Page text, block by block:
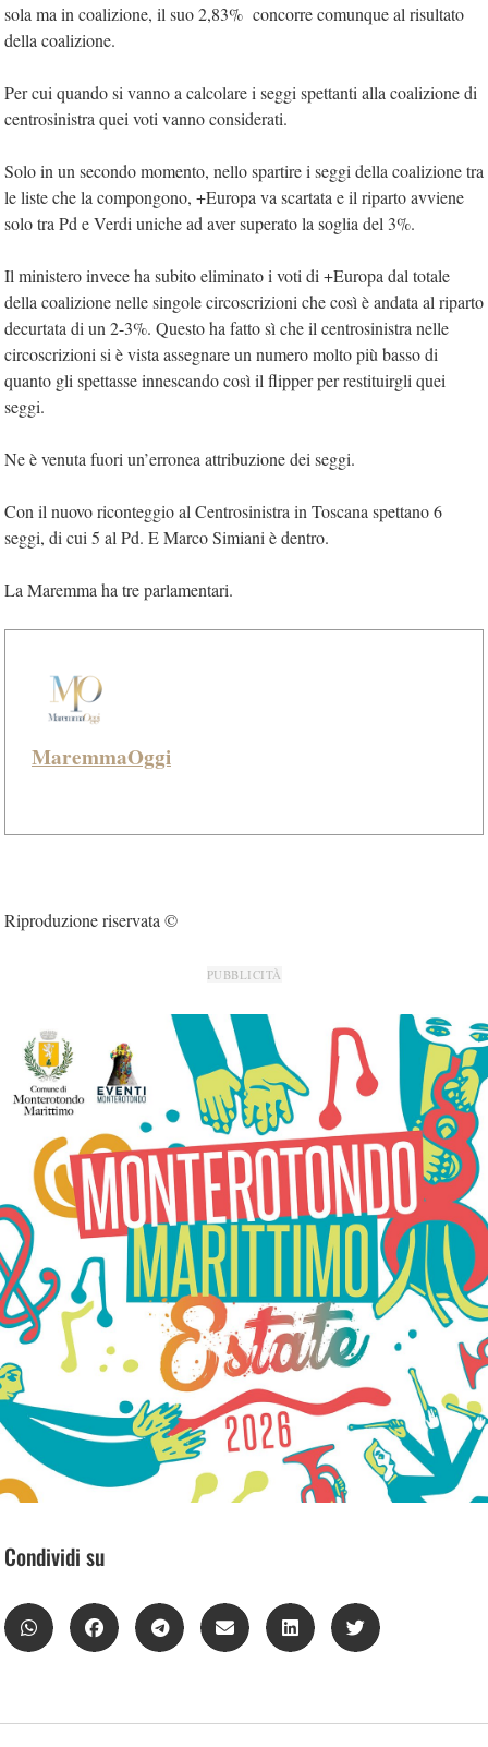
sola ma in coalizione, il suo 2,83% concorre comunque al risultato
della coalizione.
Per cui quando si vanno a calcolare i seggi spettanti alla coalizione di
centrosinistra quei voti vanno considerati.
Solo in un secondo momento, nello spartire i seggi della coalizione tra
le liste che la compongono, +Europa va scartata e il riparto avviene
solo tra Pd e Verdi uniche ad aver superato la soglia del 3%.
Il ministero invece ha subito eliminato i voti di +Europa dal totale
della coalizione nelle singole circoscrizioni che così è andata al riparto
decurtata di un 2-3%. Questo ha fatto sì che il centrosinistra nelle
circoscrizioni si è vista assegnare un numero molto più basso di
quanto gli spettasse innescando così il flipper per restituirgli quei
seggi.
Ne è venuta fuori un’erronea attribuzione dei seggi.
Con il nuovo riconteggio al Centrosinistra in Toscana spettano 6
seggi, di cui 5 al Pd. E Marco Simiani è dentro.
La Maremma ha tre parlamentari.
MaremmaOggi
Riproduzione riservata ©
PUBBLICITÀ
Condividi su